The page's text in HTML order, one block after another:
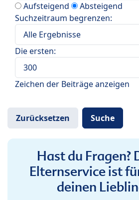
Aufsteigend
Absteigend
Suchzeitraum begrenzen:
Die ersten:
Zeichen der Beiträge anzeigen
Hast du Fragen?
Elternservice ist
deinen